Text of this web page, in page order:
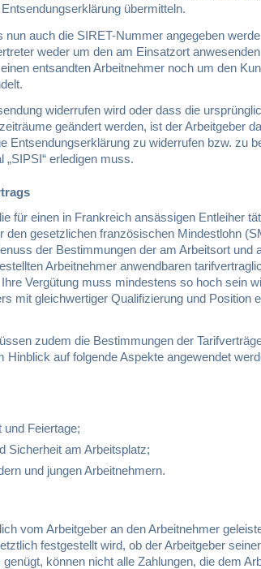
übermitteln.
auch die SIRET-Nummer angegeben
weder um den am Einsatzort anwesenden
entsandten Arbeitnehmer noch um den
widerrufen wird oder dass die
geändert werden, ist der Arbeitgeber
Entsendungserklärung zu widerrufen bzw. zu
erledigen muss.
für einen in Frankreich ansässigen Entleiher
den gesetzlichen französischen Mindestlohn
der Bestimmungen der am Arbeitsort und
Arbeitnehmer anwendbaren
Vergütung muss mindestens so hoch sein
mit gleichwertiger Qualifizierung und Position
zudem die Bestimmungen der
Hinblick auf folgende Aspekte angewendet
Feiertage;
Sicherheit am Arbeitsplatz;
und jungen Arbeitnehmern.
vom Arbeitgeber an den Arbeitnehmer
festgestellt wird, ob der Arbeitgeber
können nicht alle Zahlungen, die dem